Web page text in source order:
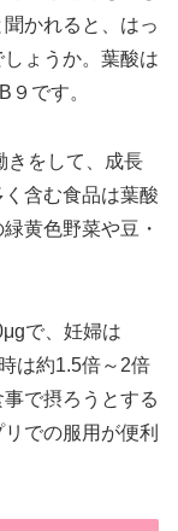
かれると、はっ
ょうか。葉酸は
です。
きをして、成長
含む食品は葉酸
黄色野菜や豆・
で、妊婦は
は約1.5倍～2倍
で摂ろうとする
での服用が便利